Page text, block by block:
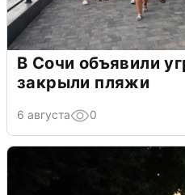
В Сочи объявили
закрыли пляжи
6 августа 0